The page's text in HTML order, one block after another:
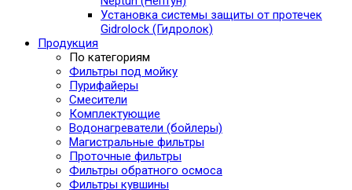
Установка системы защиты от протечек
Gidrolock (Гидролок)
Продукция
По категориям
Фильтры под мойку
Пурифайеры
Смесители
Комплектующие
Водонагреватели (бойлеры)
Магистральные фильтры
Проточные фильтры
Фильтры обратного осмоса
Фильтры кувшины